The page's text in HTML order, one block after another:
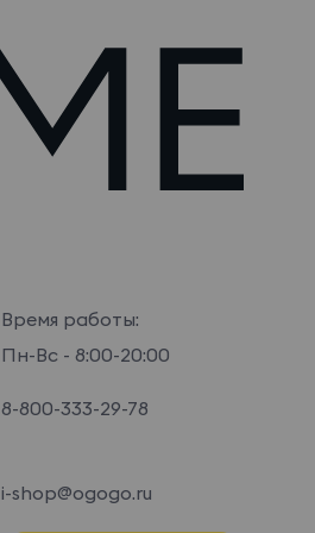
Время работы:
Пн-Вс - 8:00-20:00
8-800-333-29-78
i-shop@ogogo.ru